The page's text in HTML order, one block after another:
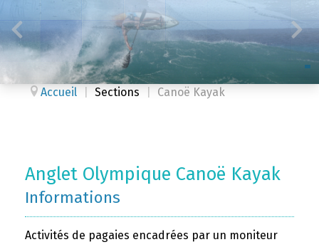
Accueil Sections Canoë Kayak
Anglet Olympique Canoë Kayak
Informations
Activités de pagaies encadrées par un moniteur